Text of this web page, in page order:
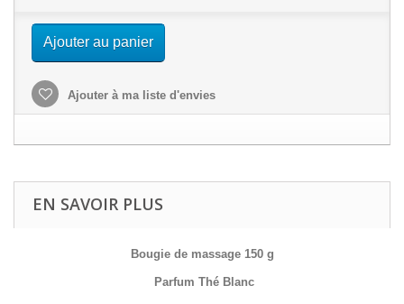
Ajouter au panier
Ajouter à ma liste d'envies
EN SAVOIR PLUS
Bougie de massage 150 g
Parfum Thé Blanc